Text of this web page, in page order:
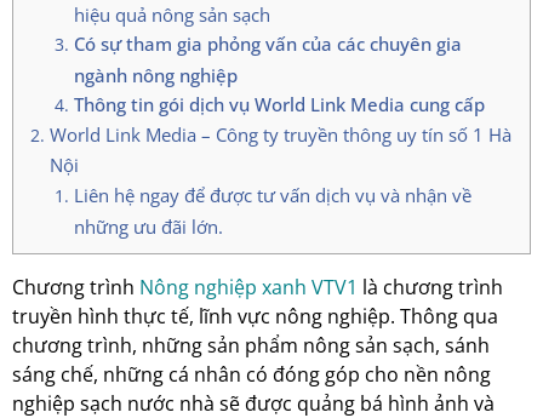
hiệu quả nông sản sạch
Có sự tham gia phỏng vấn của các chuyên gia
ngành nông nghiệp
Thông tin gói dịch vụ World Link Media cung cấp
World Link Media – Công ty truyền thông uy tín số 1 Hà
Nội
Liên hệ ngay để được tư vấn dịch vụ và nhận về
những ưu đãi lớn.
Chương trình Nông nghiệp xanh VTV1 là chương trình
truyền hình thực tế, lĩnh vực nông nghiệp. Thông qua
chương trình, những sản phẩm nông sản sạch, sánh
sáng chế, những cá nhân có đóng góp cho nền nông
nghiệp sạch nước nhà sẽ được quảng bá hình ảnh và